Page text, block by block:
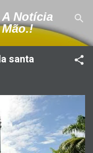
principal
Notícia
santa